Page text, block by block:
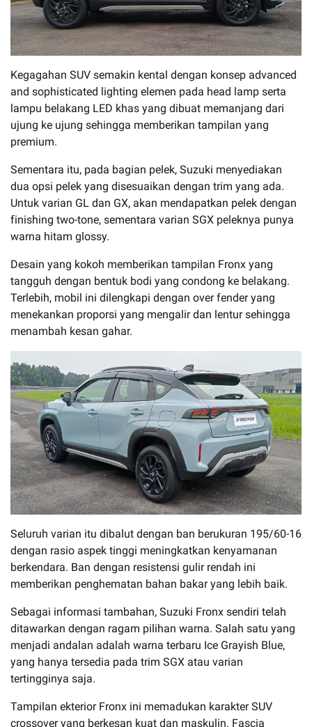
Kegagahan SUV semakin kental dengan konsep advanced
and sophisticated lighting elemen pada head lamp serta
lampu belakang LED khas yang dibuat memanjang dari
ujung ke ujung sehingga memberikan tampilan yang
premium.
Sementara itu, pada bagian pelek, Suzuki menyediakan
dua opsi pelek yang disesuaikan dengan trim yang ada.
Untuk varian GL dan GX, akan mendapatkan pelek dengan
finishing two-tone, sementara varian SGX peleknya punya
warna hitam glossy.
Desain yang kokoh memberikan tampilan Fronx yang
tangguh dengan bentuk bodi yang condong ke belakang.
Terlebih, mobil ini dilengkapi dengan over fender yang
menekankan proporsi yang mengalir dan lentur sehingga
menambah kesan gahar.
Seluruh varian itu dibalut dengan ban berukuran 195/60-16
dengan rasio aspek tinggi meningkatkan kenyamanan
berkendara. Ban dengan resistensi gulir rendah ini
memberikan penghematan bahan bakar yang lebih baik.
Sebagai informasi tambahan, Suzuki Fronx sendiri telah
ditawarkan dengan ragam pilihan warna. Salah satu yang
menjadi andalan adalah warna terbaru Ice Grayish Blue,
yang hanya tersedia pada trim SGX atau varian
tertingginya saja.
Tampilan ekterior Fronx ini memadukan karakter SUV
crossover yang berkesan kuat dan maskulin. Fascia